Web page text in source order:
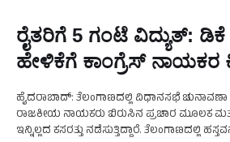
ರೈತರಿಗೆ 5 ಗಂಟೆ ವಿದ್ಯುತ್:
ಹೇಳಿಕೆಗೆ ಕಾಂಗ್ರೆಸ್ ನಾಯಕರ
ಹೈದರಾಬಾದ್: ತೆಲಂಗಾಣದಲ್ಲಿ ವಿಧಾನಸಭೆ ಚುನಾವಣಾ
ರಾಜಕೀಯ ನಾಯಕರು ಬಿರುಸಿನ ಪ್ರಚಾರ ಮೂಲಕ
ಇನ್ನಿಲ್ಲದ ಕಸರತ್ತು ನಡೆಸುತ್ತಿದ್ದಾರೆ. ತೆಲಂಗಾಣದಲ್ಲಿ